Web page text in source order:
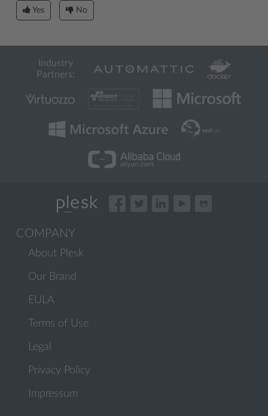
Yes No
Industry
Partners:
COMPANY
About Plesk
Our Brand
EULA
Terms of Use
Legal
Privacy Policy
Impressum